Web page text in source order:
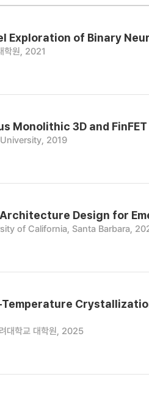
Exploration of Binary
학원, 2021
Monolithic 3D and
2019
Design for
of California, Santa Barbara,
대학교 대학원, 2025